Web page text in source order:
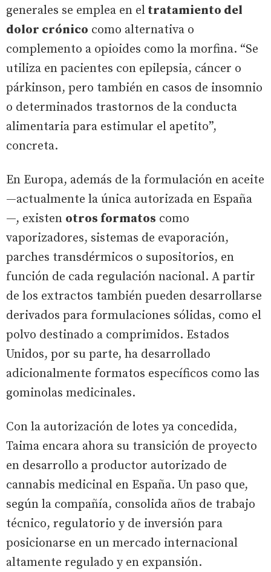
generales se emplea en el tratamiento del
dolor crónico como alternativa o
complemento a opioides como la morfina. “Se
utiliza en pacientes con epilepsia, cáncer o
párkinson, pero también en casos de insomnio
o determinados trastornos de la conducta
alimentaria para estimular el apetito”,
concreta.
En Europa, además de la formulación en aceite
—actualmente la única autorizada en España
—, existen otros formatos como
vaporizadores, sistemas de evaporación,
parches transdérmicos o supositorios, en
función de cada regulación nacional. A partir
de los extractos también pueden desarrollarse
derivados para formulaciones sólidas, como el
polvo destinado a comprimidos. Estados
Unidos, por su parte, ha desarrollado
adicionalmente formatos específicos como las
gominolas medicinales.
Con la autorización de lotes ya concedida,
Taima encara ahora su transición de proyecto
en desarrollo a productor autorizado de
cannabis medicinal en España. Un paso que,
según la compañía, consolida años de trabajo
técnico, regulatorio y de inversión para
posicionarse en un mercado internacional
altamente regulado y en expansión.